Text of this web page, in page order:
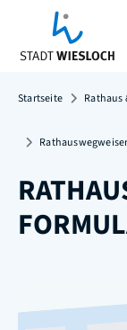
Startseite Rathaus